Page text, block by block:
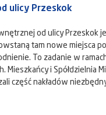
ulicy Przeskok
od ulicy Przeskok
tam nowe miejsca
To zadanie w
Mieszkańcy i Spółdzielnia
część nakładów